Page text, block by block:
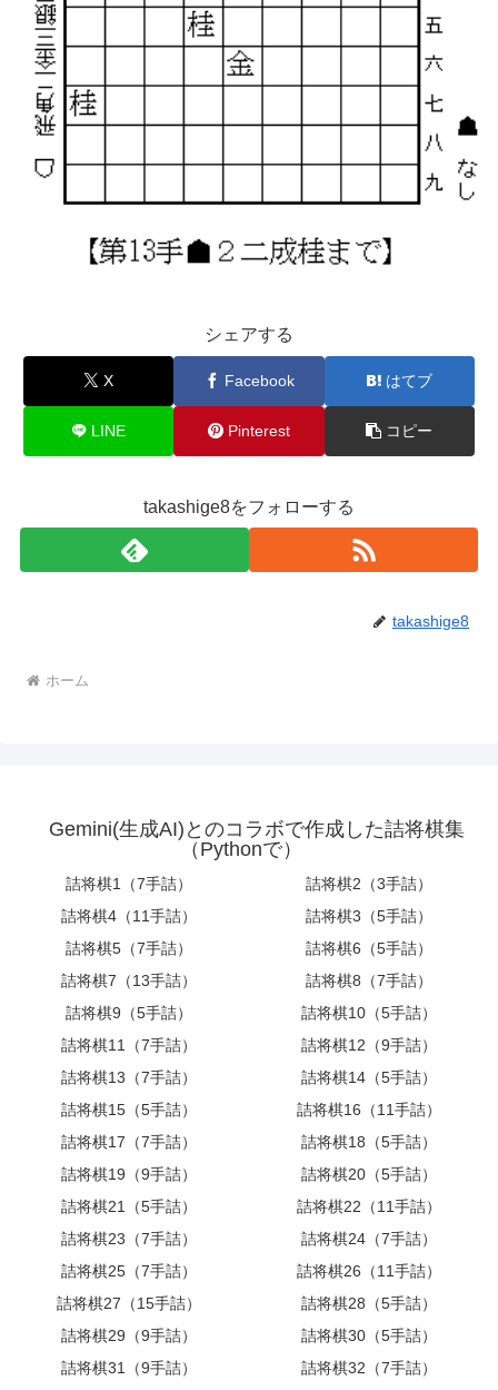
シェアする
X Facebook はてブ
LINE Pinterest コピー
takashige8をフォローする
takashige8
ホーム
Gemini(生成AI)とのコラボで作成した詰将棋集
（Pythonで）
詰将棋1（7手詰）
詰将棋2（3手詰）
詰将棋4（11手詰）
詰将棋3（5手詰）
詰将棋5（7手詰）
詰将棋6（5手詰）
詰将棋7（13手詰）
詰将棋8（7手詰）
詰将棋9（5手詰）
詰将棋10（5手詰）
詰将棋11（7手詰）
詰将棋12（9手詰）
詰将棋13（7手詰）
詰将棋14（5手詰）
詰将棋15（5手詰）
詰将棋16（11手詰）
詰将棋17（7手詰）
詰将棋18（5手詰）
詰将棋19（9手詰）
詰将棋20（5手詰）
詰将棋21（5手詰）
詰将棋22（11手詰）
詰将棋23（7手詰）
詰将棋24（7手詰）
詰将棋25（7手詰）
詰将棋26（11手詰）
詰将棋27（15手詰）
詰将棋28（5手詰）
詰将棋29（9手詰）
詰将棋30（5手詰）
詰将棋31（9手詰）
詰将棋32（7手詰）